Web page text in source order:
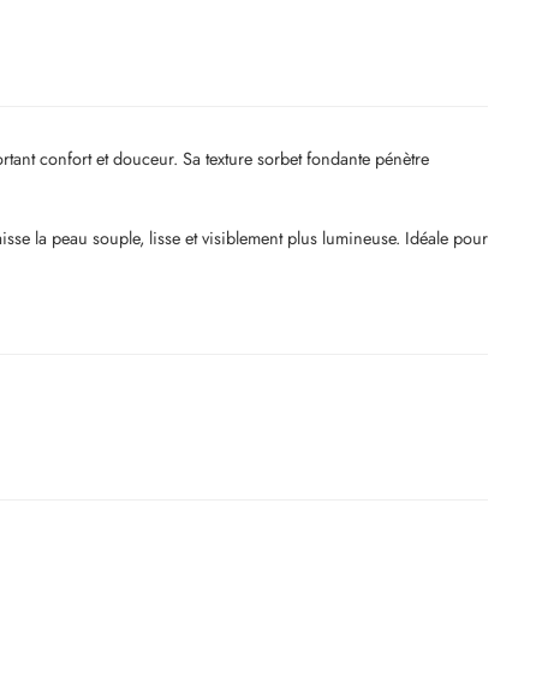
confort et douceur. Sa texture sorbet fondante pénètre
la peau souple, lisse et visiblement plus lumineuse. Idéale pour